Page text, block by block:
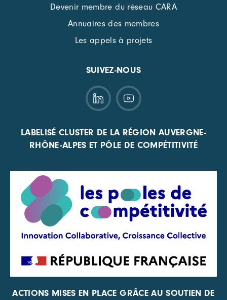
Devenir membre du réseau CARA
Annuaires des membres
Les appels à projets
SUIVEZ-NOUS
LABELISÉ CLUSTER DE LA RÉGION AUVERGNE-
RHÔNE-ALPES ET PÔLE DE COMPÉTITIVITÉ
ACTIONS MISES EN PLACE GRÂCE AU SOUTIEN DE